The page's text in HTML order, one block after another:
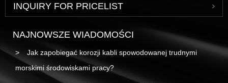
INQUIRY FOR PRICELIST
NAJNOWSZE WIADOMOŚCI
Jak zapobiegać korozji kabli spowodowanej trudnymi
morskimi środowiskami pracy?